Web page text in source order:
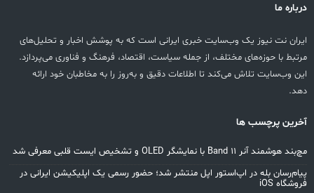
درباره ما
ایران نت نیوز یک وب‌سایت خبری ایرانی است که به پوشش اخبار و تحلیل‌های
مرتبط با حوزه‌های مختلف، از جمله سیاست، اقتصاد، فرهنگ و فناوری می‌پردازد.
این وب‌سایت تلاش می‌کند تا اطلاعات دقیق و به‌روز را به مخاطبان خود ارائه
دهد.
آخرین پرچسب ها
مچ‌بند هوشمند آنر Band 11 با نمایشگر OLED و تشخیص ایست قلبی معرفی شد
پیام‌رسان بله در اپ‌استور اپل منتشر شد؛ حضور رسمی یک اپلیکیشن ایرانی در
فروشگاه iOS